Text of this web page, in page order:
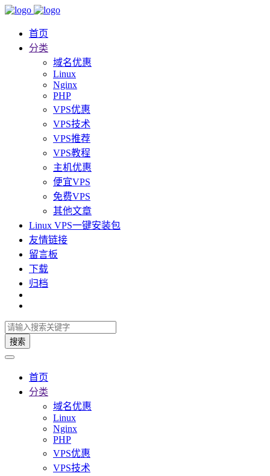
首页
分类
域名优惠
Linux
Nginx
PHP
VPS优惠
VPS技术
VPS推荐
VPS教程
主机优惠
便宜VPS
免费VPS
其他文章
Linux VPS一键安装包
友情链接
留言板
下载
归档
搜索
首页
分类
域名优惠
Linux
Nginx
PHP
VPS优惠
VPS技术